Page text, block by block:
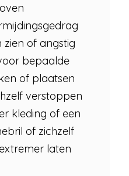
zien of angstig
bepaalde
of plaatsen
verstoppen
kleding of een
of zichzelf
laten